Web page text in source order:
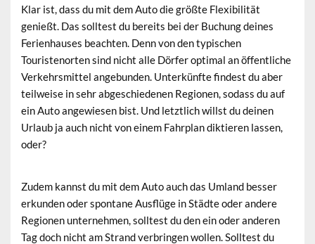
Klar ist, dass du mit dem Auto die größte Flexibilität
genießt. Das solltest du bereits bei der Buchung deines
Ferienhauses beachten. Denn von den typischen
Touristenorten sind nicht alle Dörfer optimal an öffentliche
Verkehrsmittel angebunden. Unterkünfte findest du aber
teilweise in sehr abgeschiedenen Regionen, sodass du auf
ein Auto angewiesen bist. Und letztlich willst du deinen
Urlaub ja auch nicht von einem Fahrplan diktieren lassen,
oder?
Zudem kannst du mit dem Auto auch das Umland besser
erkunden oder spontane Ausflüge in Städte oder andere
Regionen unternehmen, solltest du den ein oder anderen
Tag doch nicht am Strand verbringen wollen. Solltest du